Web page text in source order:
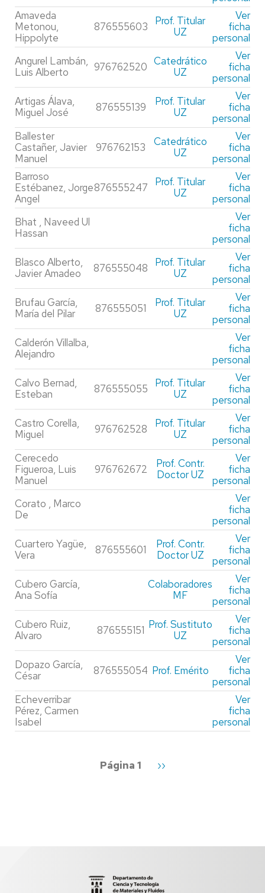
Amaveda
Metonou,
Hippolyte
876555603
Prof. Titular
UZ
Ver
ficha
personal
Angurel Lambán,
Luis Alberto
976762520 Catedrático
UZ
Ver
ficha
personal
Artigas Álava,
Miguel José
876555139
Prof. Titular
UZ
Ver
ficha
personal
Ballester
Castañer, Javier
Manuel
976762153
Catedrático
UZ
Ver
ficha
personal
Barroso
Estébanez, Jorge
Angel
876555247
Prof. Titular
UZ
Ver
ficha
personal
Bhat , Naveed Ul
Hassan
Ver
ficha
personal
Blasco Alberto,
Javier Amadeo
876555048
Prof. Titular
UZ
Ver
ficha
personal
Brufau García,
María del Pilar
876555051
Prof. Titular
UZ
Ver
ficha
personal
Calderón Villalba,
Alejandro
Ver
ficha
personal
Calvo Bernad,
Esteban
876555055
Prof. Titular
UZ
Ver
ficha
personal
Castro Corella,
Miguel
976762528
Prof. Titular
UZ
Ver
ficha
personal
Cerecedo
Figueroa, Luis
Manuel
976762672
Prof. Contr.
Doctor UZ
Ver
ficha
personal
Corato , Marco
De
Ver
ficha
personal
Cuartero Yagüe,
Vera
876555601
Prof. Contr.
Doctor UZ
Ver
ficha
personal
Cubero García,
Ana Sofía
Colaboradores
MF
Ver
ficha
personal
Cubero Ruiz,
Alvaro
876555151 Prof. Sustituto
UZ
Ver
ficha
personal
Dopazo García,
César
876555054 Prof. Emérito
Ver
ficha
personal
Echeverribar
Pérez, Carmen
Isabel
Ver
ficha
personal
Página 1
Siguiente
››